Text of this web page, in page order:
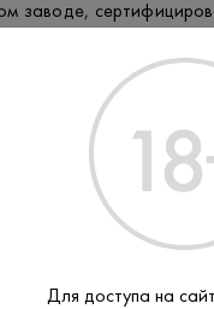
заводе,
водка в России,
по
и Евросоюза. Объем
года и площадью полей,
номер.
Для доступа на